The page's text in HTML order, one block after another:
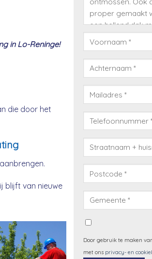
in Lo-Reninge!
die door het
blijft van nieuwe
Door gebruik te maken
met ons privacy- en